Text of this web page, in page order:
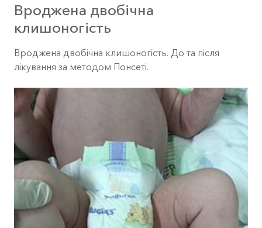
Вроджена двобічна
клишоногість
Вроджена двобічна клишоногість. До та після
лікування за методом Понсеті.